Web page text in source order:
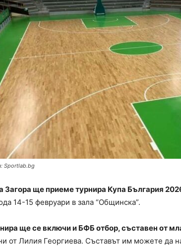
Sportlab.bg
Загора ще приеме турнира Купа България
14-15 февруари в зала “Общинска”.
ще се включи и БФБ отбор, съставен от
от Лилия Георгиева. Съставът им можете да